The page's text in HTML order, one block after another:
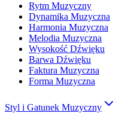
Rytm Muzyczny
Dynamika Muzyczna
Harmonia Muzyczna
Melodia Muzyczna
Wysokość Dźwięku
Barwa Dźwięku
Faktura Muzyczna
Forma Muzyczna
Styl i Gatunek Muzyczny